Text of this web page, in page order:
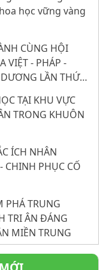
học vững vàng
CÙNG HỘI
VIỆT - PHÁP -
LẦN THỨ
VỊ THẾ TỪ
TẠI KHU VỰC
TRONG KHUÔN
ÍCH NHÂN
CHINH PHỤC CỐ
PHÁ TRUNG
TRI ÂN ĐÁNG
MIỀN TRUNG